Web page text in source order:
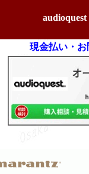
現金払い・